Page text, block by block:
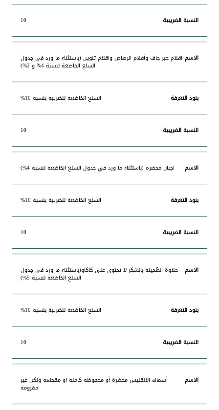
10
اقلام حبر جاف وأقلام الرصاص واقلام تلوين (باستثناء ما ورد في جدول
السلع الخاضعة لنسبة 4% و 2%)
السلع الخاضعة للضريبة بنسبة 10%
10
اجبان محضره (باستثناء ما ورد في جدول السلع الخاضعة لنسبة 4%)
السلع الخاضعة للضريبة بنسبة 10%
10
حلاوة الطّحينة بالسّكر لا تحتوي على كاكاو(باستثناء ما ورد في جدول
السلع الخاضعة لنسبة 5%)
السلع الخاضعة للضريبة بنسبة 10%
10
أسماك الانقليس محضرة أو محفوظة كاملة او مقطعة ولكن غير
مفرومة